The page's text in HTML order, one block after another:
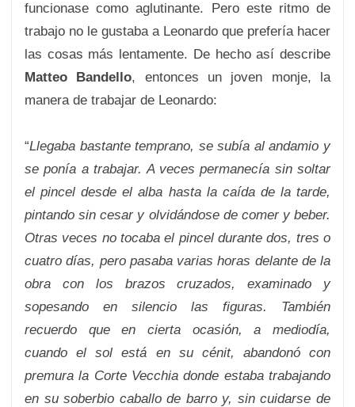
funcionase como aglutinante. Pero este ritmo de
trabajo no le gustaba a Leonardo que prefería hacer
las cosas más lentamente. De hecho así describe
Matteo Bandello, entonces un joven monje, la
manera de trabajar de Leonardo:
“Llegaba bastante temprano, se subía al andamio y
se ponía a trabajar. A veces permanecía sin soltar
el pincel desde el alba hasta la caída de la tarde,
pintando sin cesar y olvidándose de comer y beber.
Otras veces no tocaba el pincel durante dos, tres o
cuatro días, pero pasaba varias horas delante de la
obra con los brazos cruzados, examinado y
sopesando en silencio las figuras. También
recuerdo que en cierta ocasión, a mediodía,
cuando el sol está en su cénit, abandonó con
premura la Corte Vecchia donde estaba trabajando
en su soberbio caballo de barro y, sin cuidarse de